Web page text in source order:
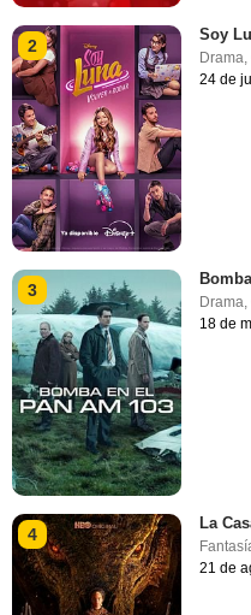
2
Soy
Drama
24 de
3
Drama,
18 de
4
La
21 de